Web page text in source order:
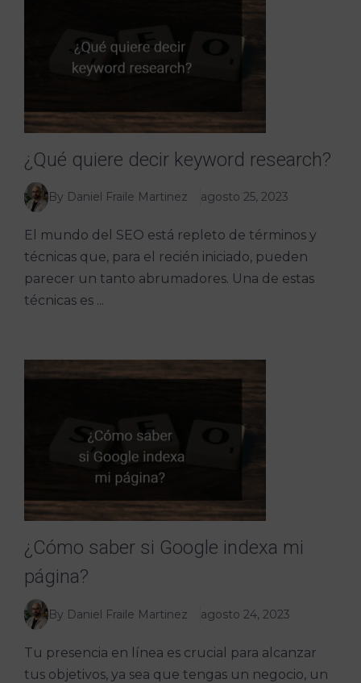
¿Qué quiere decir keyword research?
By Daniel Fraile Martinez agosto 25, 2023
El mundo del SEO está repleto de términos y
técnicas que, para el recién iniciado, pueden
parecer un tanto abrumadores. Una de estas
técnicas es ...
¿Cómo saber si Google indexa mi
página?
By Daniel Fraile Martinez agosto 24, 2023
Tu presencia en línea es crucial para alcanzar
tus objetivos, ya sea que tengas un negocio, un